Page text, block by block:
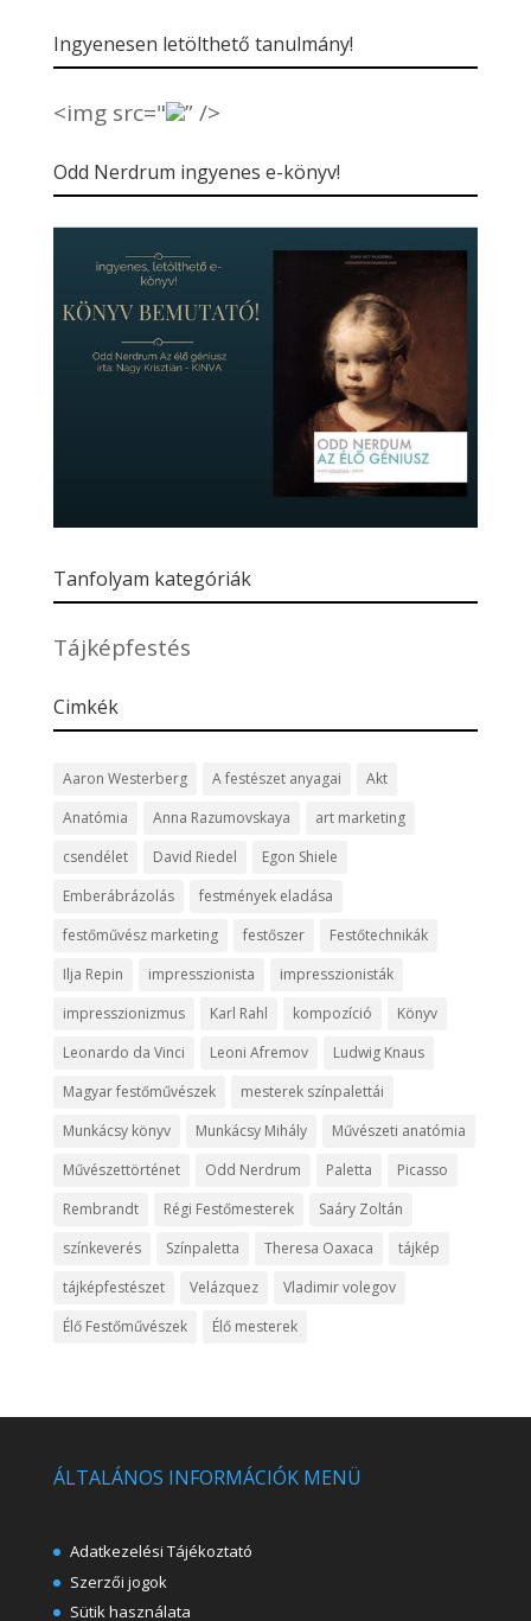
Ingyenesen letölthető tanulmány!
<img src=" ” />
Odd Nerdrum ingyenes e-könyv!
Tanfolyam kategóriák
Tájképfestés
Cimkék
Aaron Westerberg A festészet anyagai
Akt
Anatómia
Anna Razumovskaya
art marketing
csendélet
David Riedel
Egon Shiele
Emberábrázolás
festmények eladása
festőművész marketing
festőszer
Festőtechnikák
Ilja Repin
impresszionista
impresszionisták
impresszionizmus
Karl Rahl kompozíció
Könyv
Leonardo da Vinci
Leoni Afremov
Ludwig Knaus
Magyar festőművészek
mesterek színpalettái
Munkácsy könyv
Munkácsy Mihály
Művészeti anatómia
Művészettörténet
Odd Nerdrum Paletta
Picasso
Rembrandt
Régi Festőmesterek
Saáry Zoltán
színkeverés
Színpaletta Theresa Oaxaca
tájkép
tájképfestészet
Velázquez
Vladimir volegov
Élő Festőművészek
Élő mesterek
ÁLTALÁNOS INFORMÁCIÓK MENÜ
Adatkezelési Tájékoztató
Szerzői jogok
Sütik használata